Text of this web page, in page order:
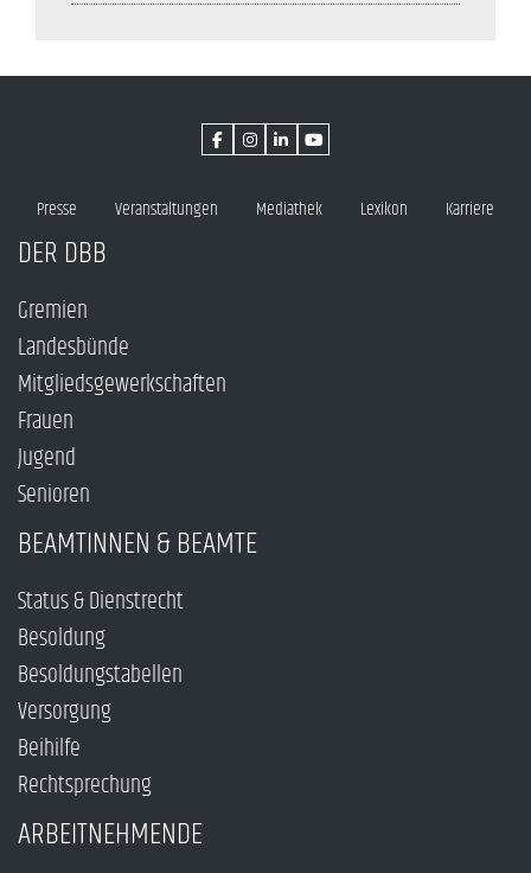
Presse Veranstaltungen Mediathek Lexikon Karriere
DER DBB
Gremien
Landesbünde
Mitgliedsgewerkschaften
Frauen
Jugend
Senioren
BEAMTINNEN & BEAMTE
Status & Dienstrecht
Besoldung
Besoldungstabellen
Versorgung
Beihilfe
Rechtsprechung
ARBEITNEHMENDE